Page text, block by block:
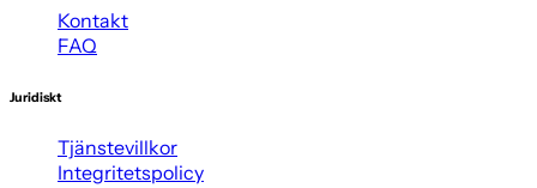
Kontakt
FAQ
Juridiskt
Tjänstevillkor
Integritetspolicy